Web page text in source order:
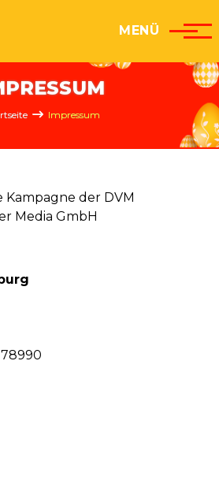
MENÜ
Impressum
Kampagne der DVM
Media GmbH